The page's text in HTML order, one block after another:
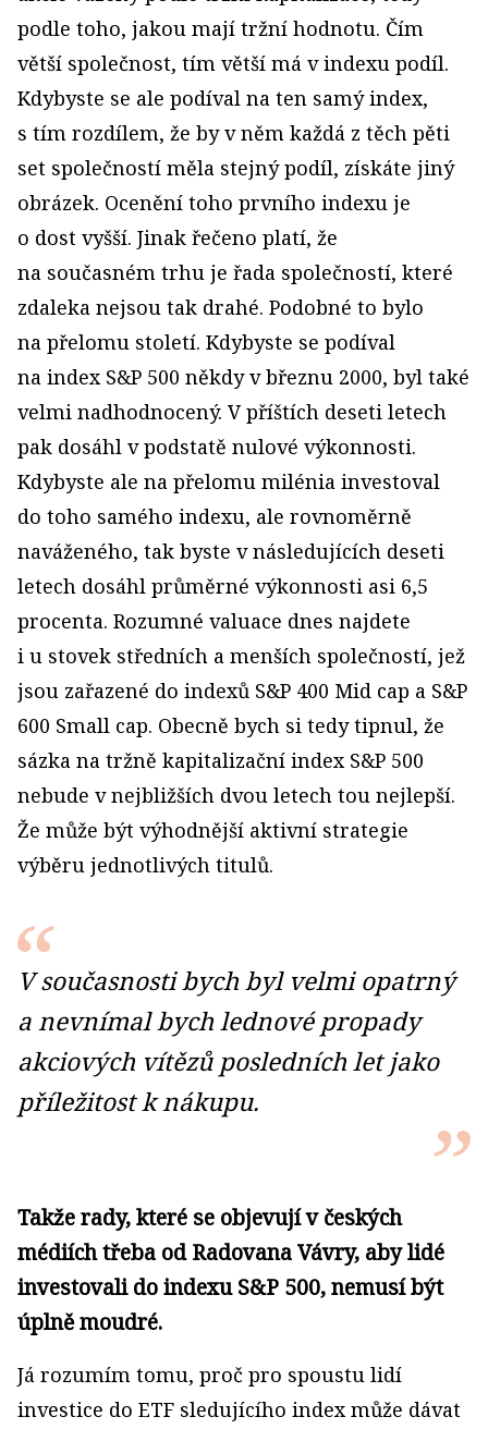
podle toho, jakou mají tržní hodnotu. Čím
větší společnost, tím větší má v indexu podíl.
Kdybyste se ale podíval na ten samý index,
s tím rozdílem, že by v něm každá z těch pěti
set společností měla stejný podíl, získáte jiný
obrázek. Ocenění toho prvního indexu je
o dost vyšší. Jinak řečeno platí, že
na současném trhu je řada společností, které
zdaleka nejsou tak drahé. Podobné to bylo
na přelomu století. Kdybyste se podíval
na index S&P 500 někdy v březnu 2000, byl také
velmi nadhodnocený. V příštích deseti letech
pak dosáhl v podstatě nulové výkonnosti.
Kdybyste ale na přelomu milénia investoval
do toho samého indexu, ale rovnoměrně
naváženého, tak byste v následujících deseti
letech dosáhl průměrné výkonnosti asi 6,5
procenta. Rozumné valuace dnes najdete
i u stovek středních a menších společností, jež
jsou zařazené do indexů S&P 400 Mid cap a S&P
600 Small cap. Obecně bych si tedy tipnul, že
sázka na tržně kapitalizační index S&P 500
nebude v nejbližších dvou letech tou nejlepší.
Že může být výhodnější aktivní strategie
výběru jednotlivých titulů.
V současnosti bych byl velmi opatrný
a nevnímal bych lednové propady
akciových vítězů posledních let jako
příležitost k nákupu.
Takže rady, které se objevují v českých
médiích třeba od Radovana Vávry, aby lidé
investovali do indexu S&P 500, nemusí být
úplně moudré.
Já rozumím tomu, proč pro spoustu lidí
investice do ETF sledujícího index může dávat